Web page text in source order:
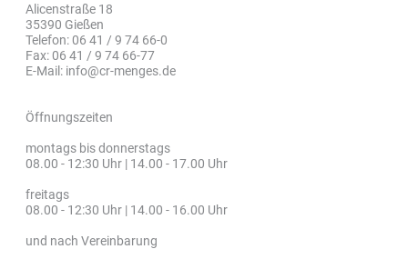
Alicenstraße 18
35390 Gießen
Telefon: 06 41 / 9 74 66-0
Fax: 06 41 / 9 74 66-77
E-Mail: info@cr-menges.de
Öffnungszeiten
montags bis donnerstags
08.00 - 12:30 Uhr | 14.00 - 17.00 Uhr
freitags
08.00 - 12:30 Uhr | 14.00 - 16.00 Uhr
und nach Vereinbarung